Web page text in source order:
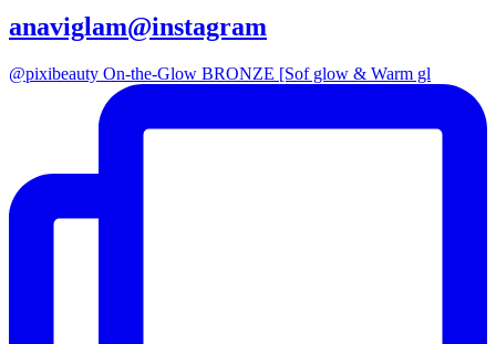
anaviglam@instagram
@pixibeauty On-the-Glow BRONZE [Sof glow & Warm gl